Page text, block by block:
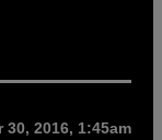
30, 2016, 1:45am